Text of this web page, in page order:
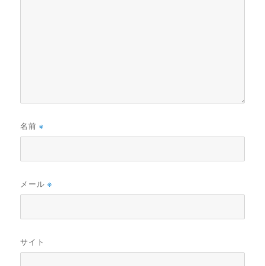
名前※
メール※
サイト